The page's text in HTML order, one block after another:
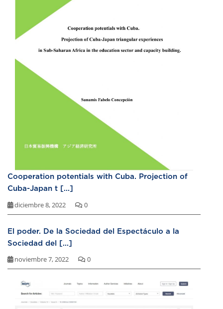
Cooperation potentials with Cuba. Projection of
Cuba-Japan t [...]
diciembre 8, 2022 0
El poder. De la Sociedad del Espectáculo a la
Sociedad del [...]
noviembre 7, 2022 0